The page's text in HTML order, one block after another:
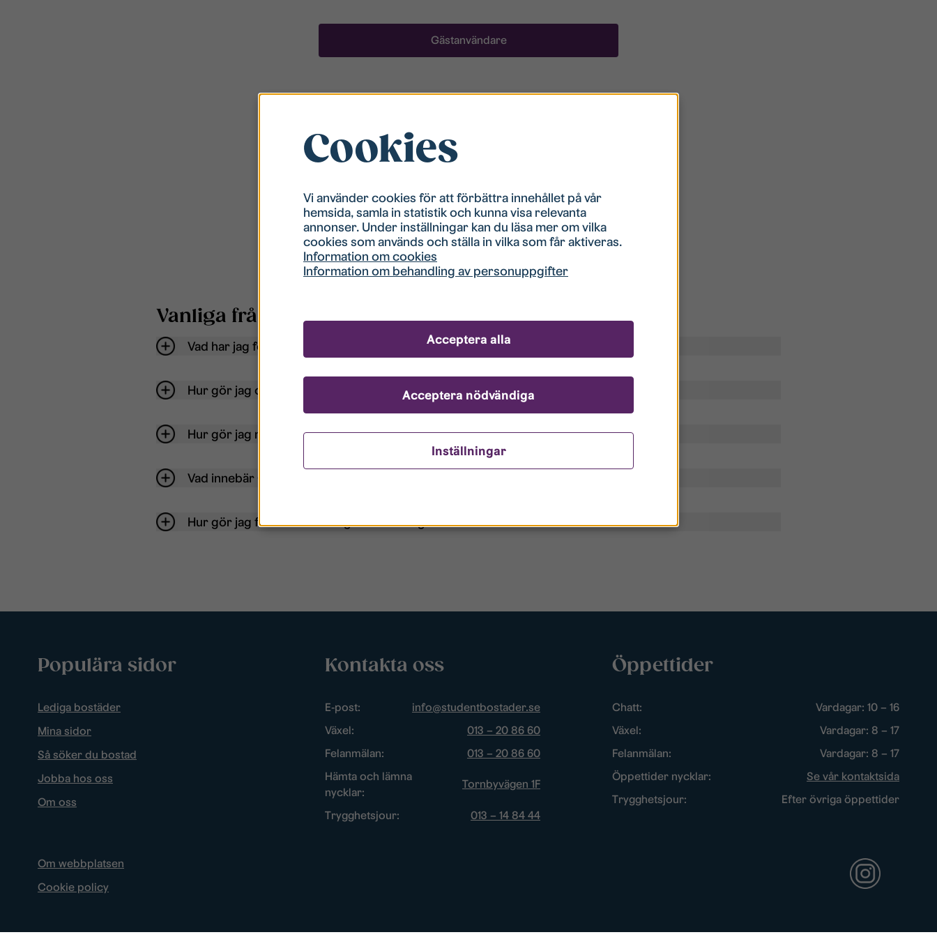
Gästanvändare
För att ha möjlighet att söka boende måste du vara
snabbt!
Registrera ett konto
Vanliga frågor och svar
Vad har jag för användarnamn?
Hur gör jag om mitt konto är låst?
Hur gör jag när jag glömt mitt lösenord?
Vad innebär Gästkonto/Gästanvändare?
Hur gör jag för att bli borttagen ur era register?
Populära sidor
Lediga bostäder
Mina sidor
Så söker du bostad
Jobba hos oss
Om oss
Kontakta oss
E-post:
info@studentbostader.se
Växel:
013 – 20 86 60
Felanmälan:
013 – 20 86 60
Hämta och lämna
nycklar:
Tornbyvägen 1F
Trygghetsjour: 013 – 14 84 44
Öppettider
Chatt:
Vardagar: 10 – 16
Växel:
Vardagar: 8 – 17
Felanmälan:
Vardagar: 8 – 17
Öppettider nycklar:
Se vår kontaktsida
Trygghetsjour:
Efter övriga öppettider
Om webbplatsen
Cookie policy
Cookies
Vi använder cookies för att förbättra innehållet på vår
hemsida, samla in statistik och kunna visa relevanta
annonser. Under inställningar kan du läsa mer om vilka
cookies som används och ställa in vilka som får aktiveras.
Information om cookies
Information om behandling av personuppgifter
Inställningar
Acceptera nödvändiga
Acceptera alla